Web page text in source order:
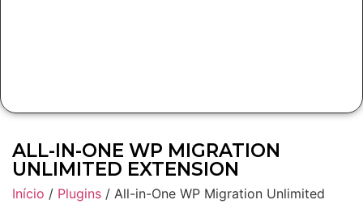
ALL-IN-ONE WP MIGRATION
UNLIMITED EXTENSION
Início / Plugins / All-in-One WP Migration Unlimited